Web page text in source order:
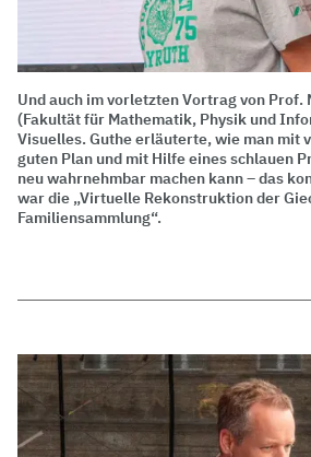
Und auch im vorletzten Vortrag von Prof.
(Fakultät für Mathematik, Physik und
Visuelles. Guthe erläuterte, wie man mit
guten Plan und mit Hilfe eines schlauen
neu wahrnehmbar machen kann – das
war die „Virtuelle Rekonstruktion der
Familiensammlung“.